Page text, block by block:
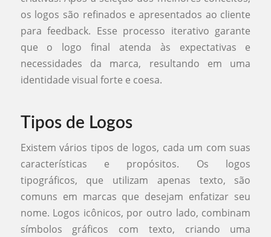
os logos são refinados e apresentados ao cliente
para feedback. Esse processo iterativo garante
que o logo final atenda às expectativas e
necessidades da marca, resultando em uma
identidade visual forte e coesa.
Tipos de Logos
Existem vários tipos de logos, cada um com suas
características e propósitos. Os logos
tipográficos, que utilizam apenas texto, são
comuns em marcas que desejam enfatizar seu
nome. Logos icônicos, por outro lado, combinam
símbolos gráficos com texto, criando uma